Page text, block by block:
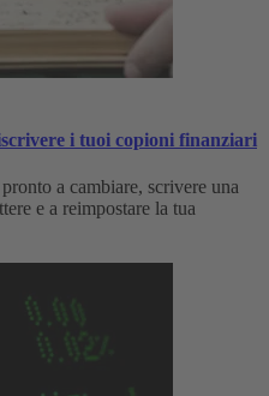
i tuoi copioni finanziari
a cambiare, scrivere una
e a reimpostare la tua